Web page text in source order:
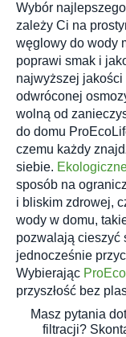
Wybór
zależy Ci na
węglowy do wody
poprawi smak i
najwyższej
odwróconej
wolną od
do domu
czemu każdy
siebie.
sposób na
i bliskim zdrowej,
wody w domu,
pozwalają cieszyć
jednocześnie
Wybierając
przyszłość bez
Masz pytania
filtracji?